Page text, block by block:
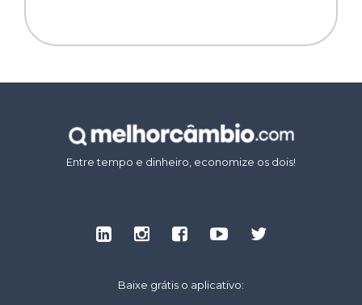
Entre tempo e dinheiro, economize os dois!
Baixe grátis o aplicativo: